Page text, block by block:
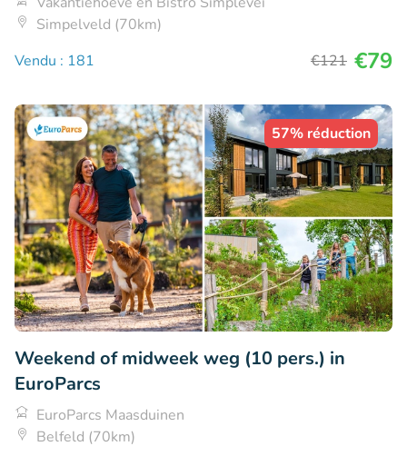
Simpelveld (70km)
Vendu : 181
€121 €79
57% réduction
Weekend of midweek weg (10 pers.) in
EuroParcs
EuroParcs Maasduinen
Belfeld (70km)